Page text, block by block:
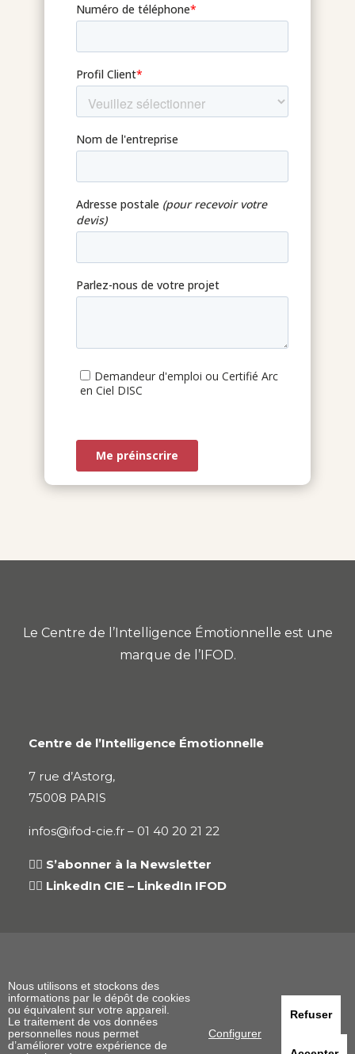
Nous utilisons et stockons des
informations par le dépôt de cookies
ou équivalent sur votre appareil.
Le traitement de vos données
personnelles nous permet
d’améliorer votre expérience de
Configurer
Refuser
Le Centre de l’Intelligence Émotionnelle est une
marque de l’IFOD.
Centre de l’Intelligence Émotionnelle
7 rue d’Astorg,
75008 PARIS
infos@ifod-cie.fr – 01 40 20 21 22
👉🏻 S’abonner à la Newsletter
👉🏻 LinkedIn CIE – LinkedIn IFOD
Mentions Légales
Politique de Confidentialité
En savoir plus sur l’IFOD